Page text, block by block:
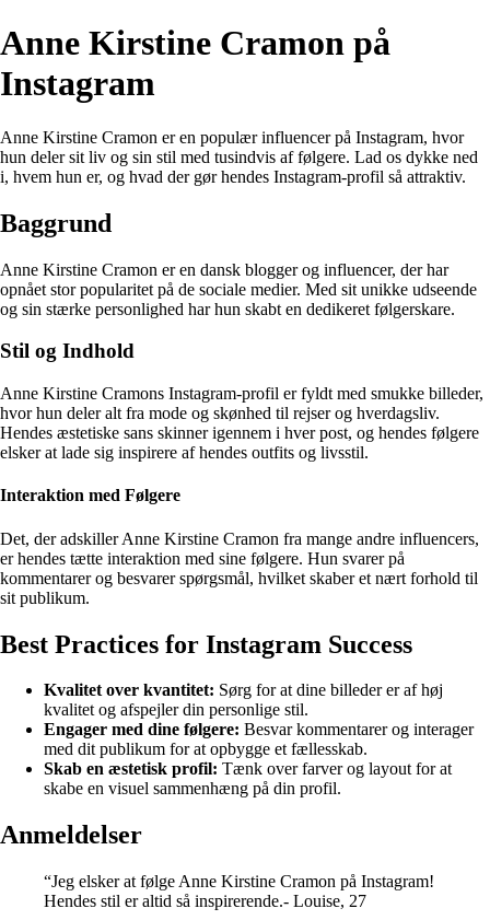
Anne Kirstine Cramon på
Instagram
Anne Kirstine Cramon er en populær influencer på Instagram, hvor
hun deler sit liv og sin stil med tusindvis af følgere. Lad os dykke ned
i, hvem hun er, og hvad der gør hendes Instagram-profil så attraktiv.
Baggrund
Anne Kirstine Cramon er en dansk blogger og influencer, der har
opnået stor popularitet på de sociale medier. Med sit unikke udseende
og sin stærke personlighed har hun skabt en dedikeret følgerskare.
Stil og Indhold
Anne Kirstine Cramons Instagram-profil er fyldt med smukke billeder,
hvor hun deler alt fra mode og skønhed til rejser og hverdagsliv.
Hendes æstetiske sans skinner igennem i hver post, og hendes følgere
elsker at lade sig inspirere af hendes outfits og livsstil.
Interaktion med Følgere
Det, der adskiller Anne Kirstine Cramon fra mange andre influencers,
er hendes tætte interaktion med sine følgere. Hun svarer på
kommentarer og besvarer spørgsmål, hvilket skaber et nært forhold til
sit publikum.
Best Practices for Instagram Success
Kvalitet over kvantitet: Sørg for at dine billeder er af høj
kvalitet og afspejler din personlige stil.
Engager med dine følgere: Besvar kommentarer og interager
med dit publikum for at opbygge et fællesskab.
Skab en æstetisk profil: Tænk over farver og layout for at
skabe en visuel sammenhæng på din profil.
Anmeldelser
“Jeg elsker at følge Anne Kirstine Cramon på Instagram!
Hendes stil er altid så inspirerende.- Louise, 27